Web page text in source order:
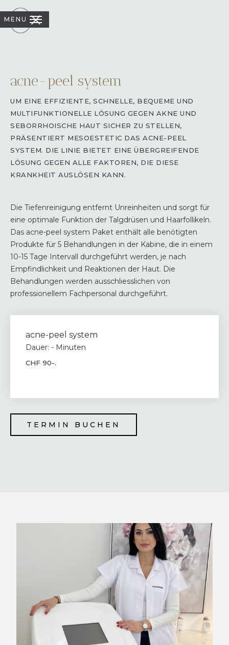
MENU
acne-peel system
UM EINE EFFIZIENTE, SCHNELLE, BEQUEME UND
MULTIFUNKTIONELLE LÖSUNG GEGEN AKNE UND
SEBORRHOISCHE HAUT SICHER ZU STELLEN,
PRÄSENTIERT MESOESTETIC DAS ACNE-PEEL
SYSTEM. DIE LINIE BIETET EINE ÜBERGREIFENDE
LÖSUNG GEGEN ALLE FAKTOREN, DIE DIESE
KRANKHEIT AUSLÖSEN KANN.
Die Tiefenreinigung entfernt Unreinheiten und sorgt für
eine optimale Funktion der Talgdrüsen und Haarfollikeln.
Das acne-peel system Paket enthält alle benötigten
Produkte für 5 Behandlungen in der Kabine, die in einem
10-15 Tage Intervall durchgeführt werden, je nach
Empfindlichkeit und Reaktionen der Haut. Die
Behandlungen werden ausschliesslichen von
professionellem Fachpersonal durchgeführt.
acne-peel system
Dauer: - Minuten
CHF 90-.
TERMIN BUCHEN